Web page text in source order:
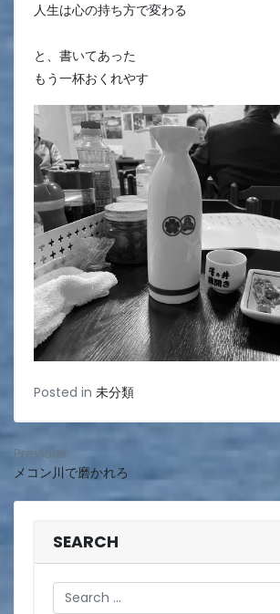
人生は心の持ち方で変わる
と、書いてあった
もう一杯おくれやす
Posted in 未分類
投
稿
Previous:
メコン川で磨かれろ
SEARCH
Search